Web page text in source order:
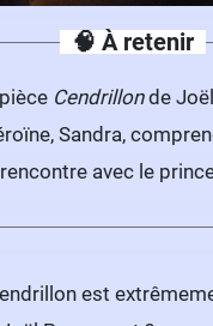
🧠 À retenir
Cendrillonde
Sandra,
avec le
est